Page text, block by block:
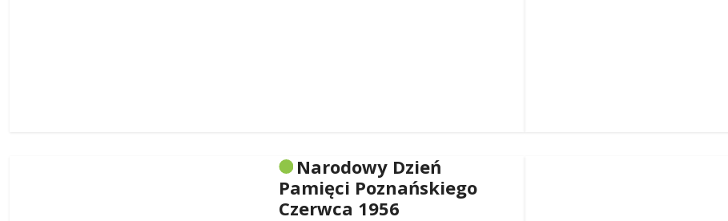
Narodowy Dzień
Pamięci Poznańskiego
Czerwca 1956